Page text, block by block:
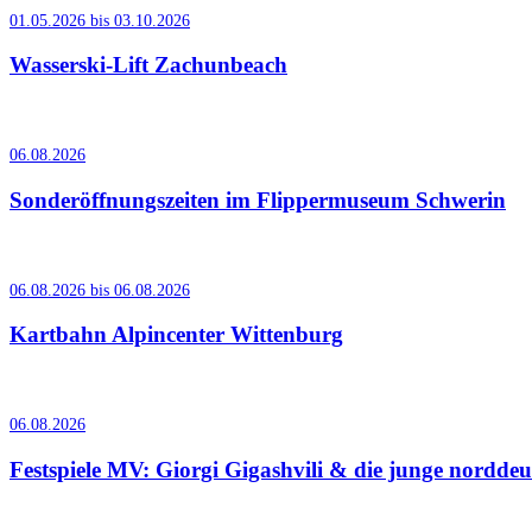
01.05.2026 bis 03.10.2026
Wasserski-Lift Zachunbeach
06.08.2026
Sonderöffnungszeiten im Flippermuseum Schwerin
06.08.2026 bis 06.08.2026
Kartbahn Alpincenter Wittenburg
06.08.2026
Festspiele MV: Giorgi Gigashvili & die junge